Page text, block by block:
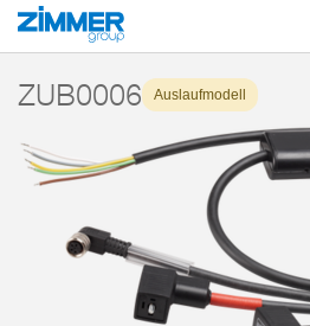
Start Produkte
ZUB0006 Auslaufmodell